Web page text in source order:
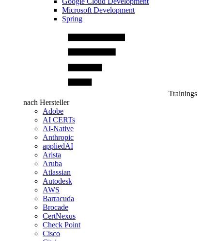
Microsoft Development
Spring
Trainings
nach Hersteller
Adobe
AI CERTs
AI-Native
Anthropic
appliedAI
Arista
Aruba
Atlassian
Autodesk
AWS
Barracuda
Brocade
CertNexus
Check Point
Cisco